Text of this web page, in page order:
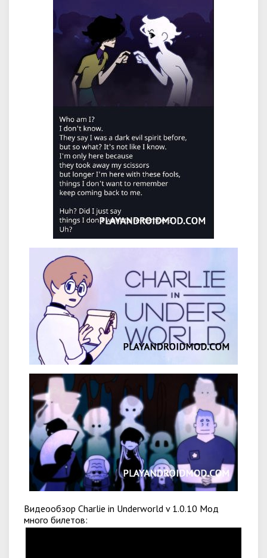
Видеообзор Charlie in Underworld v 1.0.10 Мод
много билетов: